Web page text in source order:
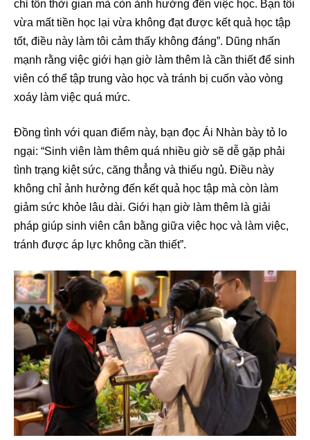
chỉ tốn thời gian mà còn ảnh hưởng đến việc học. Bạn tôi
vừa mất tiền học lại vừa không đạt được kết quả học tập
tốt, điều này làm tôi cảm thấy không đáng”. Dũng nhấn
mạnh rằng việc giới hạn giờ làm thêm là cần thiết để sinh
viên có thể tập trung vào học và tránh bị cuốn vào vòng
xoáy làm việc quá mức.
Đồng tình với quan điểm này, bạn đọc Ái Nhàn bày tỏ lo
ngại: “Sinh viên làm thêm quá nhiều giờ sẽ dễ gặp phải
tình trạng kiệt sức, căng thẳng và thiếu ngủ. Điều này
không chỉ ảnh hưởng đến kết quả học tập mà còn làm
giảm sức khỏe lâu dài. Giới hạn giờ làm thêm là giải
pháp giúp sinh viên cân bằng giữa việc học và làm việc,
tránh được áp lực không cần thiết”.